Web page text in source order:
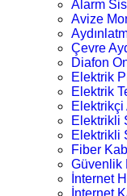
Alarm
Avize
Çevre
Diafon
Elektrik
Elektrik
Elektrikçi
Elektrikli
Elektrikli
Fiber
Güvenlik
İnternet
İnternet